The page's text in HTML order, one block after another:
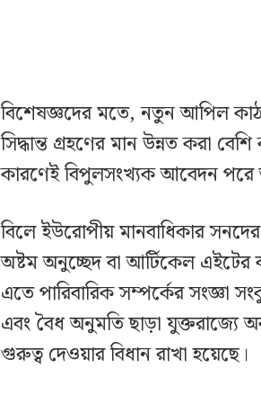
বিশেষজ্ঞদের মতে, নতুন আপিল
সিদ্ধান্ত গ্রহণের মান উন্নত করা
কারণেই বিপুলসংখ্যক আবেদন
বিলে ইউরোপীয় মানবাধিকার
অষ্টম অনুচ্ছেদ বা আর্টিকেল এইটের
এতে পারিবারিক সম্পর্কের সংজ্ঞা
এবং বৈধ অনুমতি ছাড়া যুক্তরাজ্যে
গুরুত্ব দেওয়ার বিধান রাখা হয়েছে।